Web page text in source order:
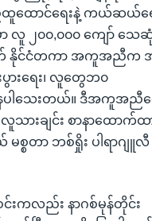
ည်ထူထောင်ရေးနဲ့ ကယ်ဆယ်ရ
၂၀၀,၀၀၀ ကျော် သေဆုံး
တွက် နိုင်ငံတကာ အကူအညီက
ပွားရေး၊ လူတွေဘ၀
ပါသေးတယ်။ ဒီအကူအညီ
ားချင်း စာနာထောက်ထ
စတာ ဘစ်ရှိုး ပါရာဂျူလီ
င်းကလည်း နာဂစ်မုန်တိုင်း